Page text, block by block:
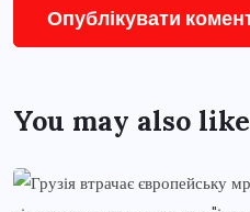
You may also like